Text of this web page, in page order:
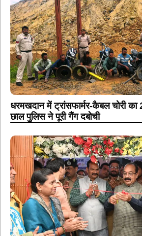
धरमखदान में ट्रांसफार्मर-कैबल चोरी
छाल पुलिस ने पूरी गैंग दबोची